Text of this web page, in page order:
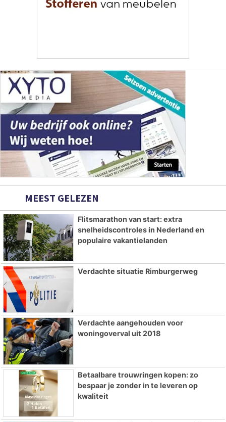
MEEST GELEZEN
Flitsmarathon van start: extra
snelheidscontroles in Nederland en
populaire vakantielanden
Verdachte situatie Rimburgerweg
Verdachte aangehouden voor
woningoverval uit 2018
Betaalbare trouwringen kopen: zo
bespaar je zonder in te leveren op
kwaliteit